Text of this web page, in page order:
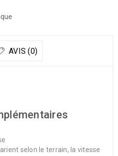
AVIS (0)
selon le terrain, la vitesse